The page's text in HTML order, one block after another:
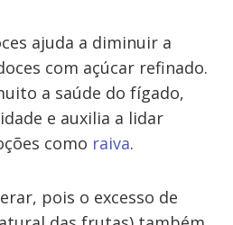
ajuda a diminuir a
com açúcar refinado.
a saúde do fígado,
e auxilia a lidar
como raiva.
pois o excesso de